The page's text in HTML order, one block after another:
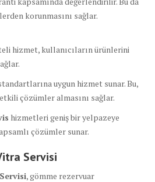
korunmasını sağlar.
hizmet, kullanıcıların ürünlerini
uygun hizmet sunar. Bu,
çözümler almasını sağlar.
hizmetleri geniş bir yelpazeye
çözümler sunar.
Servisi
, gömme rezervuar